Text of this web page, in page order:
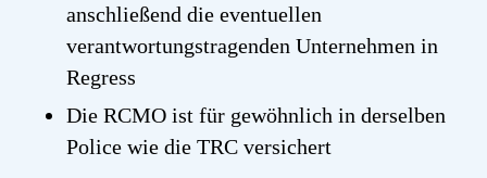
anschließend die eventuellen
verantwortungstragenden Unternehmen in
Regress
Die RCMO ist für gewöhnlich in derselben
Police wie die TRC versichert